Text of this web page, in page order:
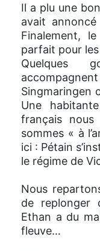
Il a plu une
avait
Finalement,
parfait pour
Quelques
Singmaringen
Une
français
sommes « à
ici : Pétain
le régime de
Nous
de replonger
Ethan a du
fleuve…